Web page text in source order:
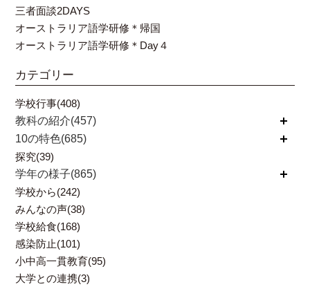
三者面談2DAYS
オーストラリア語学研修＊帰国
オーストラリア語学研修＊Day４
カテゴリー
学校行事(408)
教科の紹介(457)
開く
10の特色(685)
開く
探究(39)
学年の様子(865)
開く
学校から(242)
みんなの声(38)
学校給食(168)
感染防止(101)
小中高一貫教育(95)
大学との連携(3)